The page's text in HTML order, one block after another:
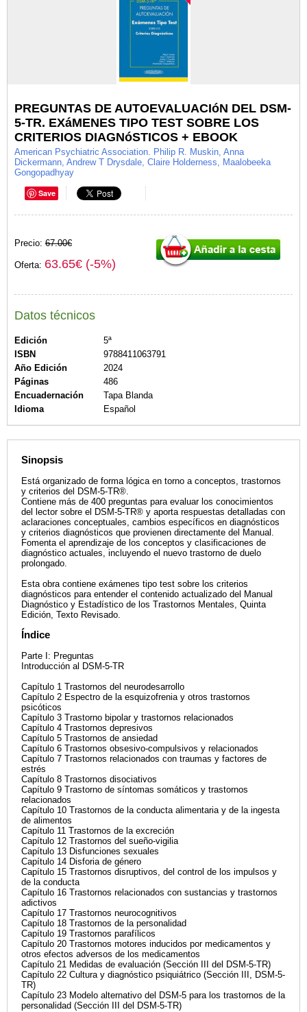
PREGUNTAS DE AUTOEVALUACIóN DEL DSM-
5-TR. EXáMENES TIPO TEST SOBRE LOS
CRITERIOS DIAGNóSTICOS + EBOOK
American Psychiatric Association. Philip R. Muskin, Anna
Dickermann, Andrew T Drysdale, Claire Holderness, Maalobeeka
Gongopadhyay
Save
Precio: 67.00€
Oferta: 63.65€ (-5%)
Datos técnicos
Edición
5ª
ISBN
9788411063791
Año Edición
2024
Páginas
486
Encuadernación
Tapa Blanda
Idioma
Español
Sinopsis
Está organizado de forma lógica en torno a conceptos, trastornos
y criterios del DSM-5-TR®.
Contiene más de 400 preguntas para evaluar los conocimientos
del lector sobre el DSM-5-TR® y aporta respuestas detalladas con
aclaraciones conceptuales, cambios específicos en diagnósticos
y criterios diagnósticos que provienen directamente del Manual.
Fomenta el aprendizaje de los conceptos y clasificaciones de
diagnóstico actuales, incluyendo el nuevo trastorno de duelo
prolongado.
Esta obra contiene exámenes tipo test sobre los criterios
diagnósticos para entender el contenido actualizado del Manual
Diagnóstico y Estadístico de los Trastornos Mentales, Quinta
Edición, Texto Revisado.
Índice
Parte I: Preguntas
Introducción al DSM-5-TR
Capítulo 1 Trastornos del neurodesarrollo
Capítulo 2 Espectro de la esquizofrenia y otros trastornos
psicóticos
Capítulo 3 Trastorno bipolar y trastornos relacionados
Capítulo 4 Trastornos depresivos
Capítulo 5 Trastornos de ansiedad
Capítulo 6 Trastornos obsesivo-compulsivos y relacionados
Capítulo 7 Trastornos relacionados con traumas y factores de
estrés
Capítulo 8 Trastornos disociativos
Capítulo 9 Trastorno de síntomas somáticos y trastornos
relacionados
Capítulo 10 Trastornos de la conducta alimentaria y de la ingesta
de alimentos
Capítulo 11 Trastornos de la excreción
Capítulo 12 Trastornos del sueño-vigilia
Capítulo 13 Disfunciones sexuales
Capítulo 14 Disforia de género
Capítulo 15 Trastornos disruptivos, del control de los impulsos y
de la conducta
Capítulo 16 Trastornos relacionados con sustancias y trastornos
adictivos
Capítulo 17 Trastornos neurocognitivos
Capítulo 18 Trastornos de la personalidad
Capítulo 19 Trastornos parafílicos
Capítulo 20 Trastornos motores inducidos por medicamentos y
otros efectos adversos de los medicamentos
Capítulo 21 Medidas de evaluación (Sección III del DSM-5-TR)
Capítulo 22 Cultura y diagnóstico psiquiátrico (Sección III, DSM-5-
TR)
Capítulo 23 Modelo alternativo del DSM-5 para los trastornos de la
personalidad (Sección III del DSM-5-TR)